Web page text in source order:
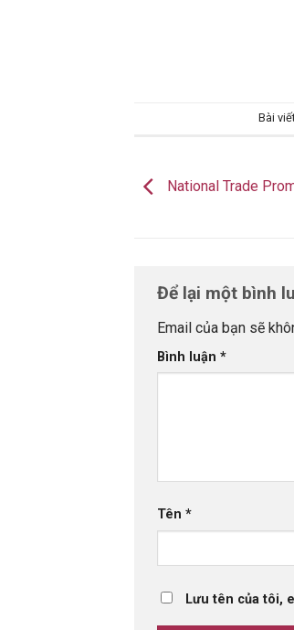
Bài
National Trade
Để lại một bình
Email của bạn sẽ
Bình luận *
Tên *
Lưu tên của tôi,